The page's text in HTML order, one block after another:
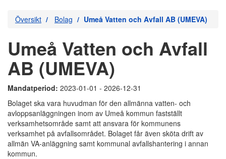
Översikt Bolag Umeå Vatten och Avfall AB (UMEVA)
Umeå Vatten och Avfall
AB (UMEVA)
Mandatperiod: 2023-01-01 - 2026-12-31
Bolaget ska vara huvudman för den allmänna vatten- och
avloppsanläggningen inom av Umeå kommun fastställt
verksamhetsområde samt att ansvara för kommunens
verksamhet på avfallsområdet. Bolaget får även sköta drift av
allmän VA-anläggning samt kommunal avfallshantering i annan
kommun.